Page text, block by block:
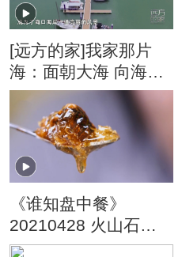
[远方的家]我家那片
海：面朝大海 向海而
生 探访消博会游艇展
感受游艇文化
《谁知盘中餐》
20210428 火山石窟
的觅蜜之旅